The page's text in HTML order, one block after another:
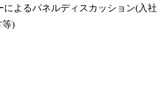
によるパネルディスカッション(入社
等)